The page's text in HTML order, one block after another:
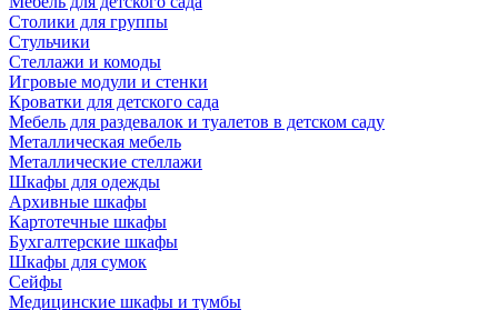
Столики для группы
Стульчики
Стеллажи и комоды
Игровые модули и стенки
Кроватки для детского сада
Мебель для раздевалок и туалетов в детском саду
Металлическая мебель
Металлические стеллажи
Шкафы для одежды
Архивные шкафы
Картотечные шкафы
Бухгалтерские шкафы
Шкафы для сумок
Сейфы
Медицинские шкафы и тумбы